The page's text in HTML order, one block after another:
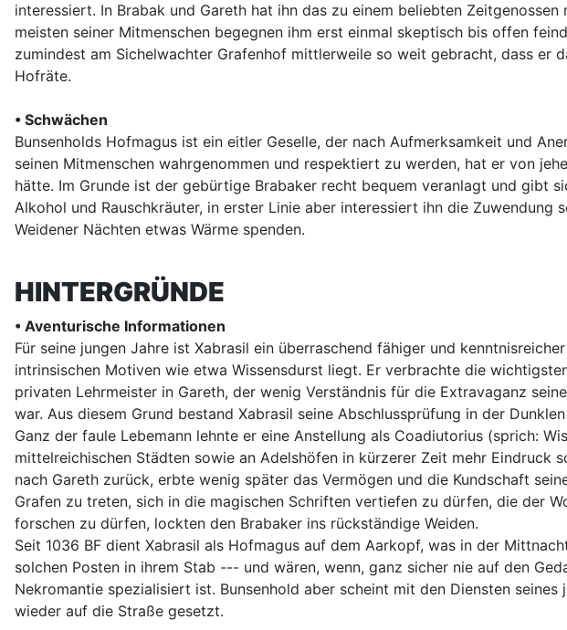
interessiert. In Brabak und Gareth hat ihn das zu einem beliebten
meisten seiner Mitmenschen begegnen ihm erst einmal skeptisch bis offen
zumindest am Sichelwachter Grafenhof mittlerweile so weit gebracht, dass er
Hofräte.
• Schwächen
Bunsenholds Hofmagus ist ein eitler Geselle, der nach Aufmerksamkeit und
seinen Mitmenschen wahrgenommen und respektiert zu werden, hat er von
hätte. Im Grunde ist der gebürtige Brabaker recht bequem veranlagt und gibt
Alkohol und Rauschkräuter, in erster Linie aber interessiert ihn die
Weidener Nächten etwas Wärme spenden.
HINTERGRÜNDE
• Aventurische Informationen
Für seine jungen Jahre ist Xabrasil ein überraschend fähiger und
intrinsischen Motiven wie etwa Wissensdurst liegt. Er verbrachte die
privaten Lehrmeister in Gareth, der wenig Verständnis für die Extravaganz
war. Aus diesem Grund bestand Xabrasil seine Abschlussprüfung in der
Ganz der faule Lebemann lehnte er eine Anstellung als Coadiutorius (sprich:
mittelreichischen Städten sowie an Adelshöfen in kürzerer Zeit mehr Eindruck
nach Gareth zurück, erbte wenig später das Vermögen und die Kundschaft
Grafen zu treten, sich in die magischen Schriften vertiefen zu dürfen, die der
forschen zu dürfen, lockten den Brabaker ins rückständige Weiden.
Seit 1036 BF dient Xabrasil als Hofmagus auf dem Aarkopf, was in der
solchen Posten in ihrem Stab --- und wären, wenn, ganz sicher nie auf den
Nekromantie spezialisiert ist. Bunsenhold aber scheint mit den Diensten
wieder auf die Straße gesetzt.